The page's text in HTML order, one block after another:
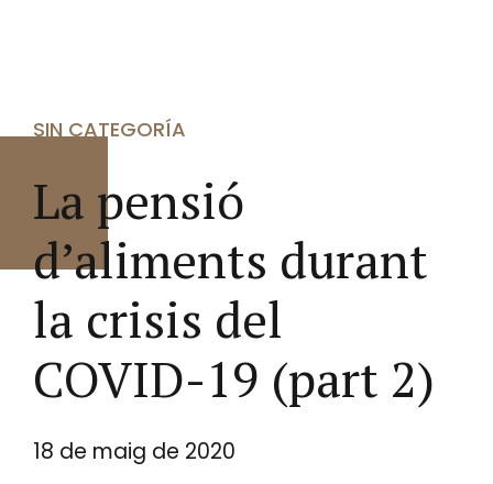
SIN CATEGORÍA
La pensió
d’aliments durant
la crisis del
COVID-19 (part 2)
18 de maig de 2020